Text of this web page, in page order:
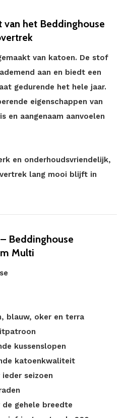
het Beddinghouse
van katoen. De stof
aan en biedt een
gedurende het hele jaar.
eigenschappen van
en aangenaam aanvoelen
en onderhoudsvriendelijk,
lang mooi blijft in
Beddinghouse
Multi
blauw, oker en terra
kussenslopen
katoenkwaliteit
seizoen
gehele breedte